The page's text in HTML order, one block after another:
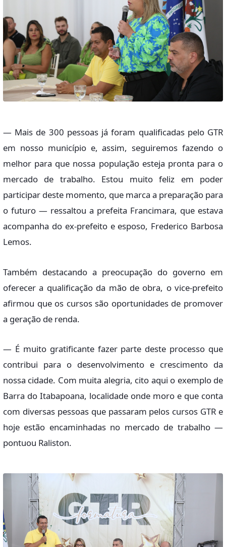
— Mais de 300 pessoas já foram qualificadas pelo GTR
em nosso município e, assim, seguiremos fazendo o
melhor para que nossa população esteja pronta para o
mercado de trabalho. Estou muito feliz em poder
participar deste momento, que marca a preparação para
o futuro — ressaltou a prefeita Francimara, que estava
acompanha do ex-prefeito e esposo, Frederico Barbosa
Lemos.
Também destacando a preocupação do governo em
oferecer a qualificação da mão de obra, o vice-prefeito
afirmou que os cursos são oportunidades de promover
a geração de renda.
— É muito gratificante fazer parte deste processo que
contribui para o desenvolvimento e crescimento da
nossa cidade. Com muita alegria, cito aqui o exemplo de
Barra do Itabapoana, localidade onde moro e que conta
com diversas pessoas que passaram pelos cursos GTR e
hoje estão encaminhadas no mercado de trabalho —
pontuou Raliston.